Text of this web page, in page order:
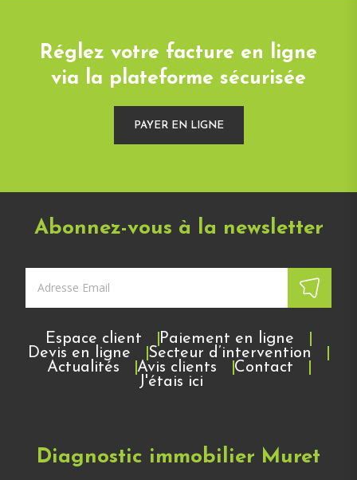
Réglez votre facture en ligne
via la plateforme sécurisée
PAYER EN LIGNE
Abonnez-vous à la newsletter
Espace client
Paiement en ligne
Devis en ligne
Secteur d’intervention
Actualités
Avis clients
Contact
J'étais ici
Diagnostic immobilier Muret